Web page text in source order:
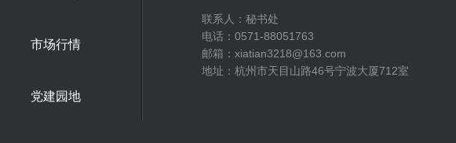
市场行情
党建园地
联系人：秘书处‬
电话：0571-88051763
邮箱：xiatian3218@163.com
地址：杭州市天目山路46号宁波大厦712室